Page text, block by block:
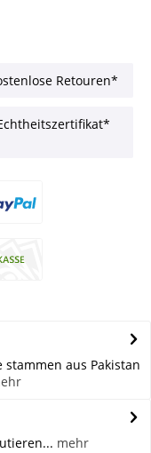
Retouren*
aus Pakistan
mehr